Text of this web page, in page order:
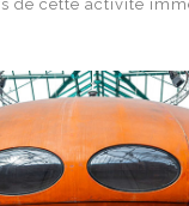
de cette activité